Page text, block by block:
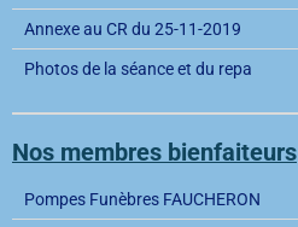
Annexe au CR du 25-11-2019
Photos de la séance et du repa
Nos membres bienfaiteurs
Pompes Funèbres FAUCHERON